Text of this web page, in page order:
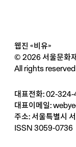
웹진 «비유»
© 2026 서울문화
All rights reserved
대표전화: 02-
대표이메일:
주소: 서울특별시
ISSN 3059-0736